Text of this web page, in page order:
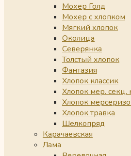
Мохер Голд
Мохер с хлопком
Мягкий хлопок
Околица
Северянка
Толстый хлопок
Фантазия
Хлопок классик
Хлопок мер. секц.
Хлопок
Хлопок травка
Шелкопряд
Карачаевская
Лама